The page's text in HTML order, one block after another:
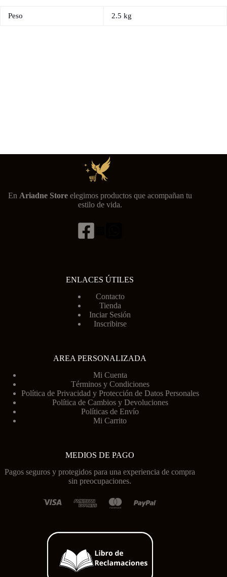
Peso 2.5 kg
En Ariadne Store elegimos productos que acompañan tu
estilo de vida.
ENLACES ÚTILES
Contacto
Tienda
Inciar Sesión
Inscribirse
AREA PERSONALIZADA
Mi Cuenta
Términos y Condiciones
Política de Privacidad y Protección de Datos Personales
Política de Cambios y Devoluciones
Políticas de Envío
Mi Carrito
MEDIOS DE PAGO
Pagos seguros y protegidos para una experiencia de compra
sin preocupaciones.